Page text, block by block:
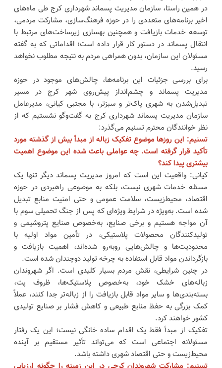
در همین راستا، سازمان مدیریت پسماند شهرداری کرج طی ماه‌های
اخیر برنامه‌های متعددی را در حوزه فرهنگ‌سازی، مشارکت مردمی،
توسعه خدمات بازیافت و همچنین بهسازی زیرساخت‌های مرتبط با
انتقال پسماند در دستور کار قرار داده است؛ اقداماتی که به گفته
مسئولان این سازمان، بدون همراهی مردم به نتیجه مطلوب نخواهد
رسید.
برای بررسی جزئیات این برنامه‌ها، چالش‌های موجود در حوزه
مدیریت پسماند و چشم‌انداز پیش‌روی شهر کرج در مسیر
تبدیل‌شدن به شهری پاک‌تر و سبزتر، با مجتبی کیانی، مدیرعامل
سازمان مدیریت پسماند شهرداری کرج به گفت‌وگو نشستیم که از
نظر خوانندگان محترم تسنیم می‌گذرد:
تسنیم: این روزها موضوع تفکیک زباله از مبدأ بیش از گذشته مورد
تأکید قرار گرفته است. چه عواملی باعث شده این موضوع اهمیت
بیشتری پیدا کند؟
کیانی: واقعیت این است که امروز مدیریت پسماند دیگر تنها یک
مسئله خدمات شهری نیست، بلکه به موضوعی راهبردی در حوزه
اقتصاد، محیط‌زیست، سلامت عمومی و حتی امنیت منابع تبدیل
شده است. به‌ویژه در شرایط ویژه‌ای که پس از جنگ تحمیلی سوم با
آن مواجه هستیم و برخی صنایع، به‌خصوص صنایع پتروشیمی و
تولیدکنندگان محصولات پلاستیکی، در تأمین مواد اولیه با
محدودیت‌ها و چالش‌هایی روبه‌رو شده‌اند، اهمیت بازیافت و
بازگرداندن مواد قابل استفاده به چرخه تولید دوچندان شده است.
در چنین شرایطی، نقش مردم بسیار کلیدی است. اگر شهروندان
زباله‌های خشک خود، به‌خصوص پلاستیک‌ها، ظروف پت،
بسته‌بندی‌ها و سایر مواد قابل بازیافت را از زباله‌تر جدا کنند، عملاً
کمک بزرگی به حفظ منابع طبیعی و کاهش فشار بر صنایع تولیدی
کشور خواهند کرد.
تفکیک از مبدأ فقط یک اقدام ساده خانگی نیست؛ این یک رفتار
مسئولانه اجتماعی است که می‌تواند تأثیر مستقیم بر آینده
محیط‌زیست و حتی اقتصاد شهری داشته باشد.